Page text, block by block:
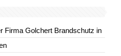
Firma Golchert Brandschutz in